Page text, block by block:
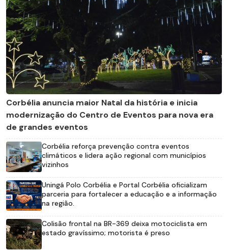
Corbélia anuncia maior Natal da história e inicia
modernização do Centro de Eventos para nova era
de grandes eventos
Corbélia reforça prevenção contra eventos
climáticos e lidera ação regional com municípios
vizinhos
Uningá Polo Corbélia e Portal Corbélia oficializam
parceria para fortalecer a educação e a informação
na região.
Colisão frontal na BR-369 deixa motociclista em
estado gravíssimo; motorista é preso